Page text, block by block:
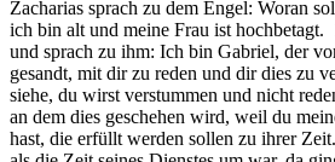
Zacharias sprach zu dem Engel: Woran
ich bin alt und meine Frau ist
und sprach zu ihm: Ich bin Gabriel, der
gesandt, mit dir zu reden und dir dies zu
siehe, du wirst verstummen und nicht
an dem dies geschehen wird, weil du
hast, die erfüllt werden sollen zu ihrer